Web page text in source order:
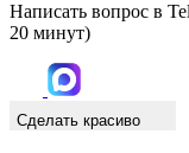
Написать вопрос в
20 минут)
Сделать красиво